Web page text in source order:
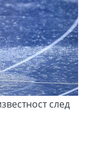
след